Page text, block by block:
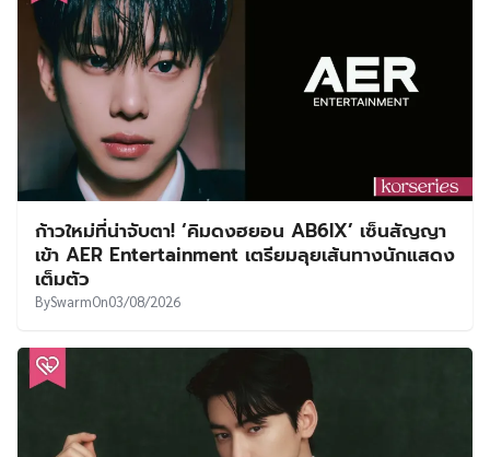
ก้าวใหม่ที่น่าจับตา! ‘คิมดงฮยอน AB6IX’ เซ็นสัญญา
เข้า AER Entertainment เตรียมลุยเส้นทางนักแสดง
เต็มตัว
BySwarmOn03/08/2026